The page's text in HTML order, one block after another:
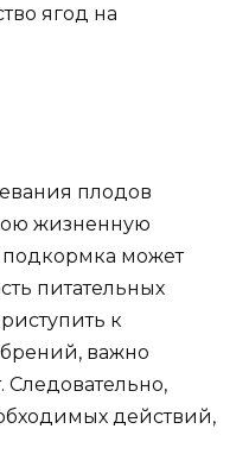
ягод на
плодов
жизненную
может
питательных
к
важно
Следовательно,
действий,